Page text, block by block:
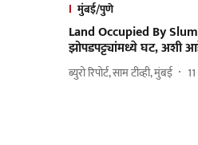
मुंबई/पुणे
Land Occupied By
झोपडपट्ट्यांमध्ये घट, अशी
ब्युरो रिपोर्ट, साम टीव्ही, मुंबई